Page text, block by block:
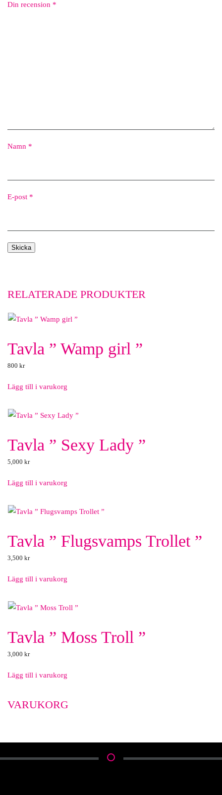
Din recension *
Namn *
E-post *
RELATERADE PRODUKTER
Tavla ” Wamp girl ”
800 kr
Lägg till i varukorg
Tavla ” Sexy Lady ”
5,000 kr
Lägg till i varukorg
Tavla ” Flugsvamps Trollet ”
3,500 kr
Lägg till i varukorg
Tavla ” Moss Troll ”
3,000 kr
Lägg till i varukorg
VARUKORG